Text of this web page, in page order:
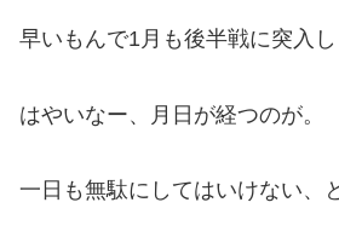
早いもんで1月も後半戦に突入し
はやいなー、月日が経つのが。
一日も無駄にしてはいけない、